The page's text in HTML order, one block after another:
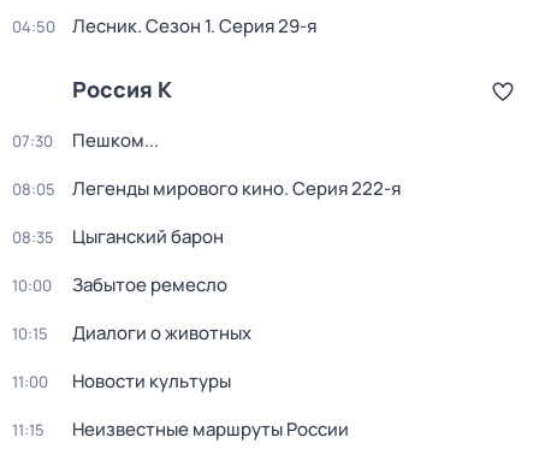
04:50 Лесник. Сезон 1. Серия 29-я
Россия К
07:30 Пешком...
08:05 Легенды мирового кино. Серия 222-я
08:35 Цыганский барон
10:00 Забытое ремесло
10:15 Диалоги о животных
11:00 Новости культуры
11:15 Неизвестные маршруты России